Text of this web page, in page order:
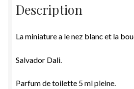
Description
La miniature a le nez blanc et la
Salvador Dali.
Parfum de toilette 5 ml pleine.